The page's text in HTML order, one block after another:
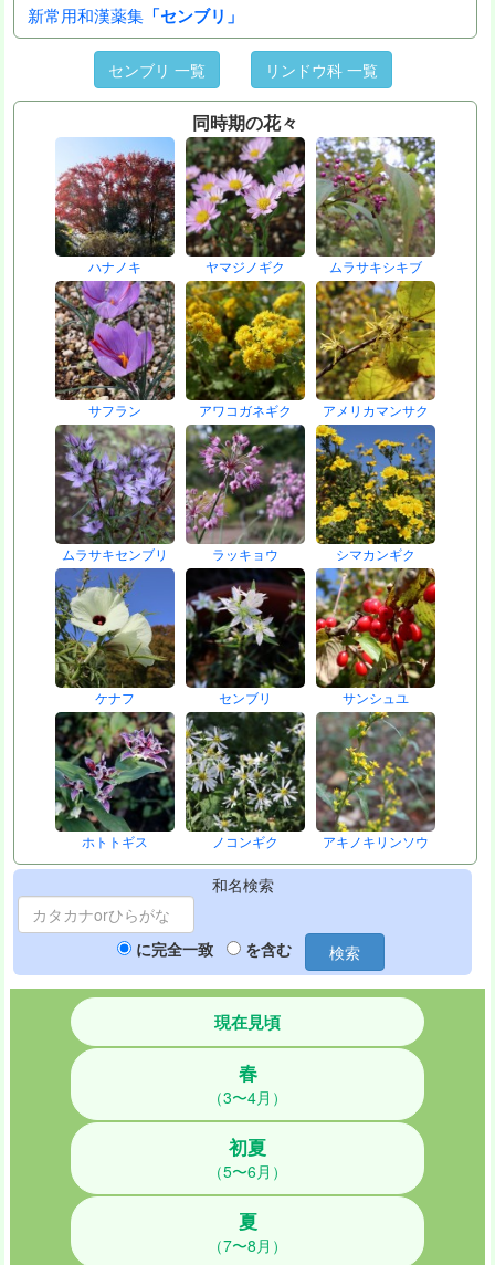
新常用和漢薬集 「センブリ」
センブリ 一覧 リンドウ科 一覧
同時期の花々
ハナノキ ヤマジノギク ムラサキシキブ
サフラン アワコガネギク アメリカマンサク
ムラサキセンブリ ラッキョウ シマカンギク
ケナフ センブリ サンシュユ
ホトトギス ノコンギク アキノキリンソウ
和名検索
に完全一致 を含む 検索
現在見頃
春
（3〜4月）
初夏
（5〜6月）
夏
（7〜8月）